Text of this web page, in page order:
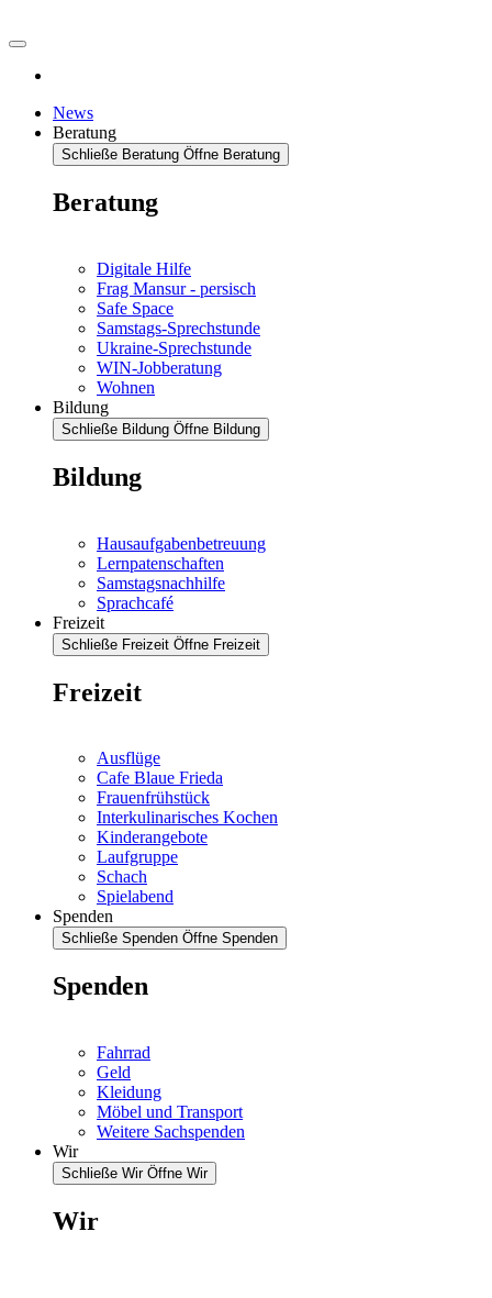
News
Beratung
Schließe Beratung Öffne Beratung
Beratung
Digitale Hilfe
Frag Mansur - persisch
Safe Space
Samstags-Sprechstunde
Ukraine-Sprechstunde
WIN-Jobberatung
Wohnen
Bildung
Schließe Bildung Öffne Bildung
Bildung
Hausaufgabenbetreuung
Lernpatenschaften
Samstagsnachhilfe
Sprachcafé
Freizeit
Schließe Freizeit Öffne Freizeit
Freizeit
Ausflüge
Cafe Blaue Frieda
Frauenfrühstück
Interkulinarisches Kochen
Kinderangebote
Laufgruppe
Schach
Spielabend
Spenden
Schließe Spenden Öffne Spenden
Spenden
Fahrrad
Geld
Kleidung
Möbel und Transport
Weitere Sachspenden
Wir
Schließe Wir Öffne Wir
Wir